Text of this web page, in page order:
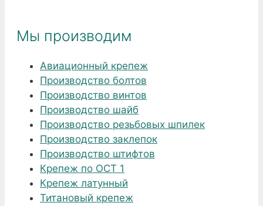
Мы производим
Авиационный крепеж
Производство болтов
Производство винтов
Производство шайб
Производство резьбовых шпилек
Производство заклепок
Производство штифтов
Крепеж по ОСТ 1
Крепеж латунный
Титановый крепеж